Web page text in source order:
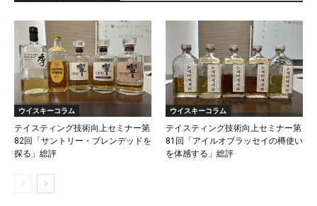
ウイスキーコラム
テイスティング技術向上セミナー第
82回「サントリー・ブレンデッドを
探る」総評
ウイスキーコラム
テイスティング技術向上セミナー第
81回「アイルオブラッセイの樽使い
を体感する」総評